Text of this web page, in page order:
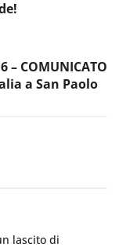
– COMUNICATO
a San Paolo
lascito di